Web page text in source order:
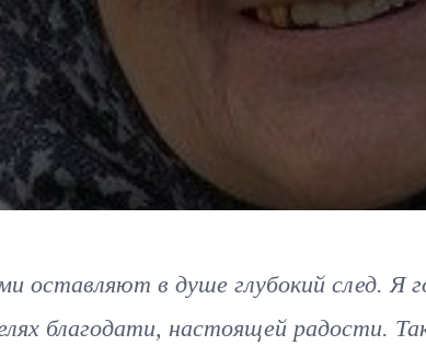
оставляют в душе глубокий след. Я
благодати, настоящей радости.